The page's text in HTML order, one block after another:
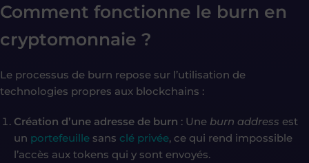
Comment fonctionne le burn en
cryptomonnaie ?
Le processus de burn repose sur l’utilisation de
technologies propres aux blockchains :
Création d’une adresse de burn : Une burn address est
un portefeuille sans clé privée, ce qui rend impossible
l’accès aux tokens qui y sont envoyés.